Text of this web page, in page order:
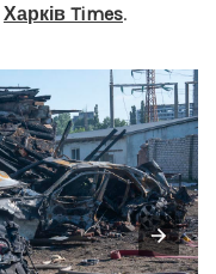
Харків Times.